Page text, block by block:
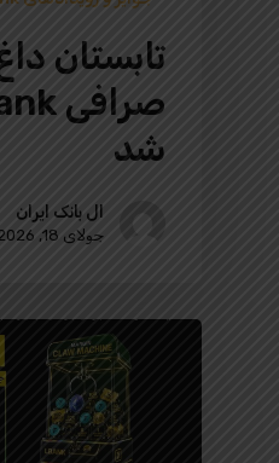
تابستان
شد
ال بانک ایران
جولای 18, 2026